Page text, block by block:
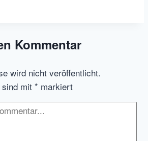
Deutschlands
–
201507
Kommentar
wird nicht veröffentlicht.
mit * markiert